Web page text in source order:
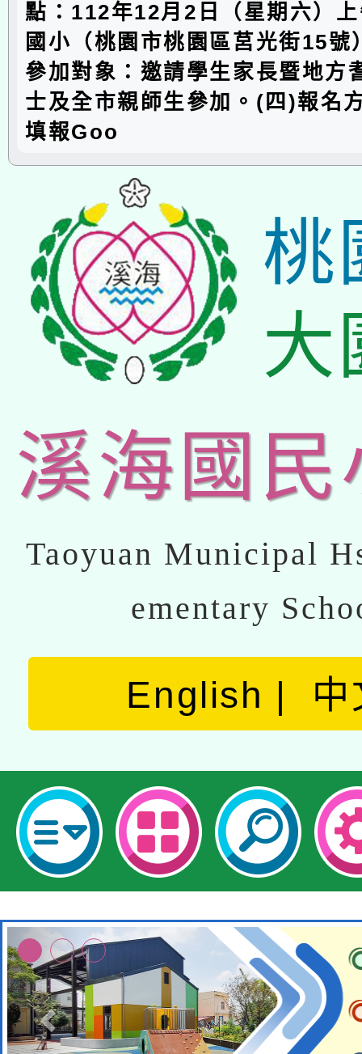
點：112年12月2日（星期六）
國小（桃園市桃園區莒光街15
參加對象：邀請學生家長暨地方
士及全市親師生參加。(四)報名
填報Goo
桃
大
溪海國民
Taoyuan Municipal
ementary
English 中